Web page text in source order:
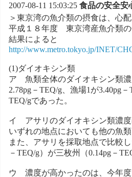
2007-08-11 15:03:25 食品の安全安
＞東京湾の魚介類の摂食は、心
平成１８年度 東京湾産魚介類
結果によると
http://www.metro.tokyo.jp/INET/
(1)ダイオキシン類
ア 魚類全体のダイオキシン類
2.78pg－TEQ/g、漁場1が3.40pg
TEQ/gであった。
イ アサリのダイオキシン類濃
いずれの地点においても他の魚
また、アサリを採取地点で比較
－TEQ/g）が三枚州（0.14pg－
ウ 濃度が高かったのは、今年度